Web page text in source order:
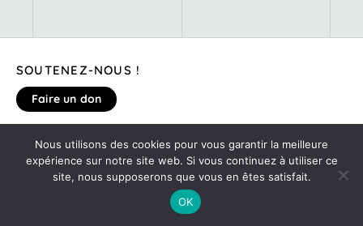
SOUTENEZ-NOUS !
Faire un don
DONNEZ VOTRE AVIS SUR LE SITE
MONTE TA SOIRÉE
Nous utilisons des cookies pour vous garantir la meilleure
expérience sur notre site web. Si vous continuez à utiliser ce
site, nous supposerons que vous en êtes satisfait.
OK